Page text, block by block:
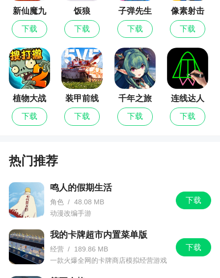
3、开局抓牌每个玩家从牌堆里抽7张牌，面朝
自己立在桌子上，小心不要让对手看到你的牌面
4、具有妙韵、禅机的经典游戏，让传统文化通
过游戏得以新生
5、专业团队打造的防弊系统，公平公正的棋牌
盛宴
6、经典的传统骨牌游戏，是中华文化之瑰宝，
带玩家体验其魅力
小编评价
1、也被称为麻将的前身，玩起来十分富有禅
意，通过各种不同的牌组组合进行棋牌调换，不同
的组合都能解开谜题，合理的应用牌组进行配对十
2、玩家在玩了几次之后，逐渐发现了诀窍，感
受到了因喜欢而无法放手的乐趣
3、带给玩家丰富的烧脑游戏体验。游戏采用经
新仙魔九
界
下载
饭狼
下载
子弹先生
下载
像素射击
下载
植物大战
僵尸2
下载
装甲前线
下载
千年之旅
下载
连线达人
下载
热门推荐
下载
鸣人的假期生活
角色 / 48.08 MB
动漫改编手游
下载
我的卡牌超市内置菜单版
经营 /
189.86 MB
一款火爆全网的卡牌商店模拟经营游戏